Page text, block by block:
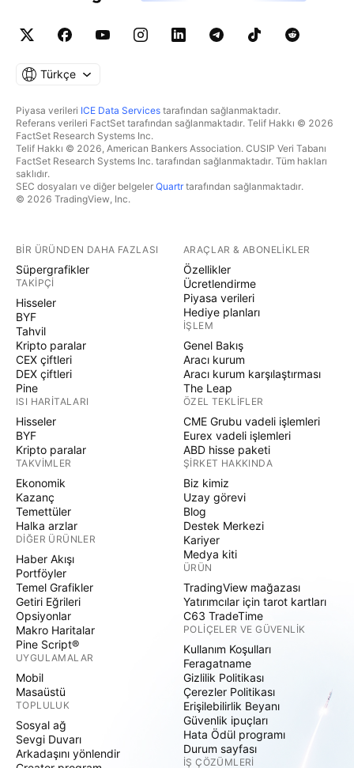
Türkçe
Piyasa verileri ICE Data Services tarafından sağlanmaktadır.
Referans verileri FactSet tarafından sağlanmaktadır. Telif Hakkı © 2026
FactSet Research Systems Inc.
Telif Hakkı © 2026, American Bankers Association. CUSIP Veri Tabanı
FactSet Research Systems Inc. tarafından sağlanmaktadır. Tüm hakları
saklıdır.
SEC dosyaları ve diğer belgeler Quartrtarafından sağlanmaktadır.
© 2026 TradingView, Inc.
BIR ÜRÜNDEN DAHA FAZLASI
Süpergrafikler
TAKIPÇI
Hisseler
BYF
Tahvil
Kripto paralar
CEX çiftleri
DEX çiftleri
Pine
ISI HARITALARI
Hisseler
BYF
Kripto paralar
TAKVIMLER
Ekonomik
Kazanç
Temettüler
Halka arzlar
DIĞER ÜRÜNLER
Haber Akışı
Portföyler
Temel Grafikler
Getiri Eğrileri
Opsiyonlar
Makro Haritalar
Pine Script®
UYGULAMALAR
Mobil
Masaüstü
TOPLULUK
Sosyal ağ
Sevgi Duvarı
Arkadaşını yönlendir
ARAÇLAR & ABONELIKLER
Özellikler
Ücretlendirme
Piyasa verileri
Hediye planları
İŞLEM
Genel Bakış
Aracı kurum
Aracı kurum karşılaştırması
The Leap
ÖZEL TEKLIFLER
CME Grubu vadeli işlemleri
Eurex vadeli işlemleri
ABD hisse paketi
ŞIRKET HAKKINDA
Biz kimiz
Uzay görevi
Blog
Destek Merkezi
Kariyer
Medya kiti
ÜRÜN
TradingView mağazası
Yatırımcılar için tarot kartları
C63 TradeTime
POLIÇELER VE GÜVENLIK
Kullanım Koşulları
Feragatname
Gizlilik Politikası
Çerezler Politikası
Erişilebilirlik Beyanı
Güvenlik ipuçları
Hata Ödül programı
Durum sayfası
İŞ ÇÖZÜMLERI